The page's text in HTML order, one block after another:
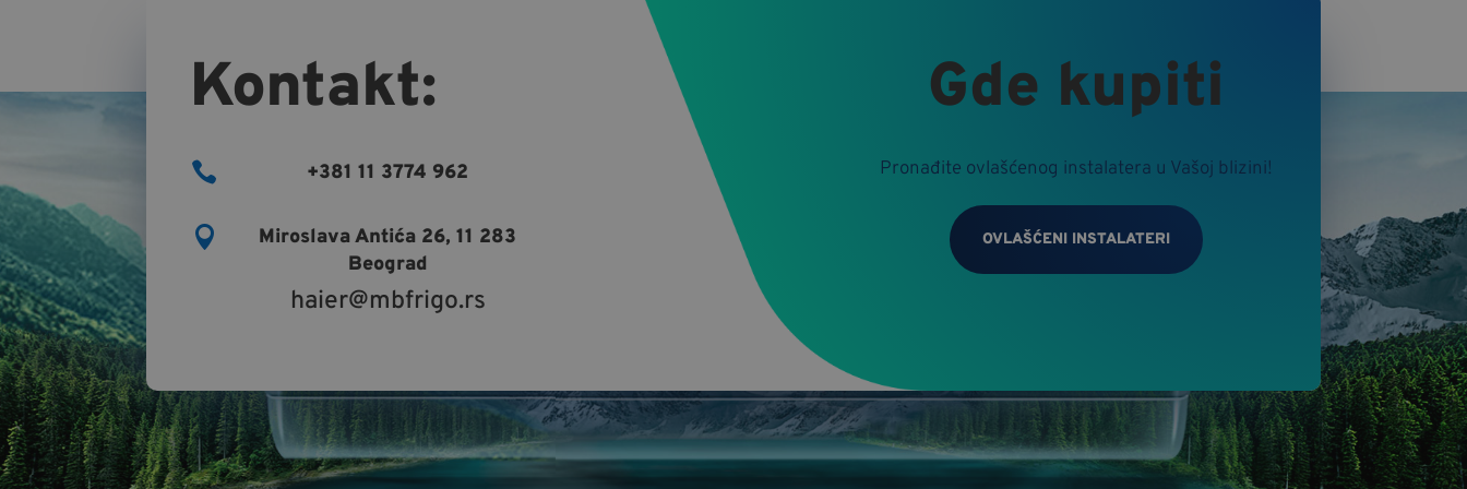
Kontakt:
 +381 11 3774 962

Miroslava Antića 26, 11 283
Beograd
haier@mbfrigo.rs
Gde kupiti
Pronađite ovlašćenog instalatera u Vašoj blizini!
OVLAŠĆENI INSTALATERI
Перформансе Унцлассифиед
Строго неопходни колачићи омогућавају основну функционалност веб локације као што је пријављивање корисника и
управљање налогом. Веб локација се не може правилно користити без стриктно неопходних колачића.
>Гоогле политику приватности